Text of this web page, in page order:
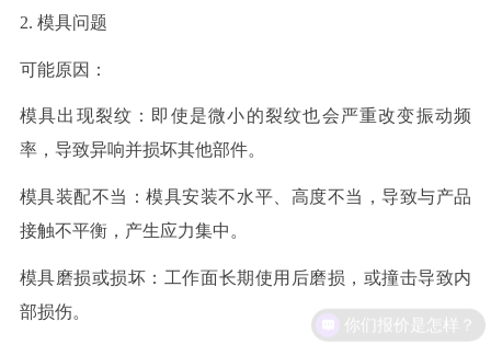
2. 模具问题
可能原因 ：
模具出现裂纹 ：即使是微小的裂纹也会严重改变振动频
率，导致异响并损坏其他部件。
模具装配不当 ：模具安装不水平、高度不当，导致与产品
接触不平衡，产生应力集中。
模具磨损或损坏 ：工作面长期使用后磨损，或撞击导致内
部损伤。